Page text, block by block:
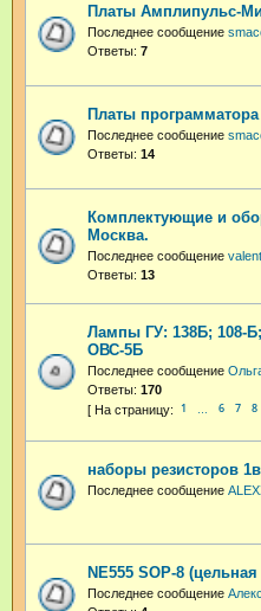
Платы Амплипульс-
Последнее сообщение
Ответы: 7
Платы
Последнее сообщение
Ответы: 14
Комплектующие и
Москва.
Последнее сообщение
Ответы: 13
Лампы ГУ: 138Б; 108-
ОВС-5Б
Последнее сообщение
Ответы: 170
1 6 7 8
наборы резисторов
Последнее сообщение
NE555 SOP-8
Последнее сообщение